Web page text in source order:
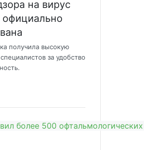
на вирус
получила высокую
за удобство